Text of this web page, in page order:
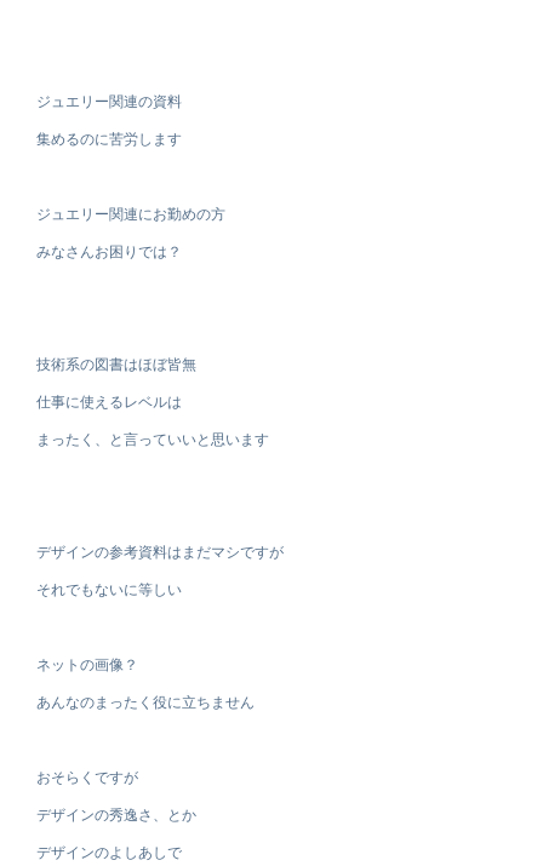
ジュエリー関連の資料
集めるのに苦労します
ジュエリー関連にお勤めの方
みなさんお困りでは？
技術系の図書はほぼ皆無
仕事に使えるレベルは
まったく、と言っていいと思います
デザインの参考資料はまだマシですが
それでもないに等しい
ネットの画像？
あんなのまったく役に立ちません
おそらくですが
デザインの秀逸さ、とか
デザインのよしあしで